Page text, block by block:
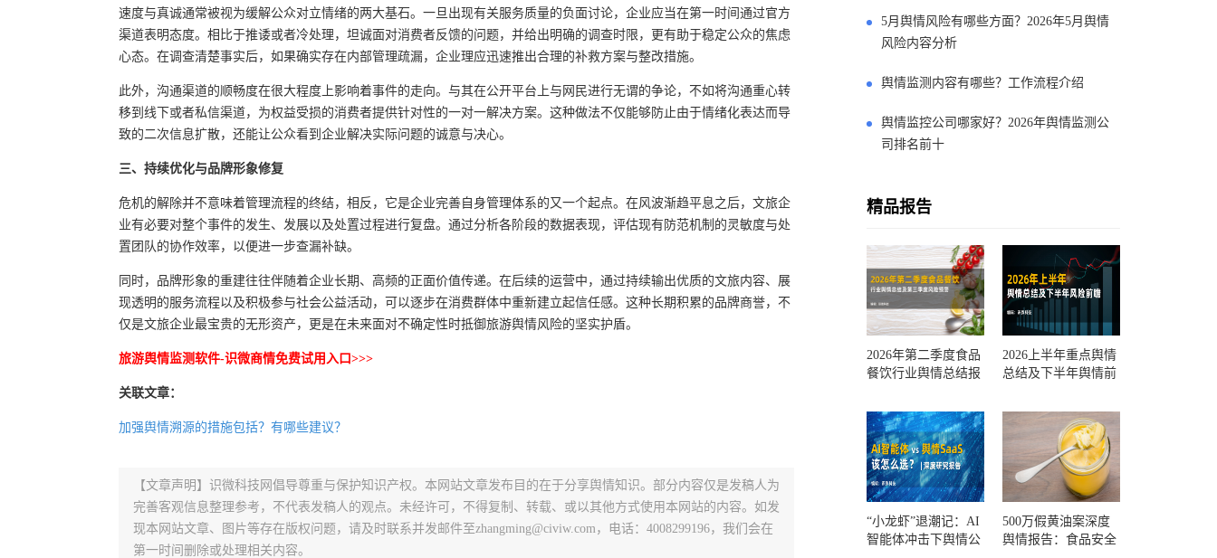
速度与真诚通常被视为缓解公众对立情绪的两大基石。一旦出现有关服务质量的负面讨论，企业应当在第一时间通过官方
渠道表明态度。相比于推诿或者冷处理，坦诚面对消费者反馈的问题，并给出明确的调查时限，更有助于稳定公众的焦虑
心态。在调查清楚事实后，如果确实存在内部管理疏漏，企业理应迅速推出合理的补救方案与整改措施。
此外，沟通渠道的顺畅度在很大程度上影响着事件的走向。与其在公开平台上与网民进行无谓的争论，不如将沟通重心转
移到线下或者私信渠道，为权益受损的消费者提供针对性的一对一解决方案。这种做法不仅能够防止由于情绪化表达而导
致的二次信息扩散，还能让公众看到企业解决实际问题的诚意与决心。
三、持续优化与品牌形象修复
危机的解除并不意味着管理流程的终结，相反，它是企业完善自身管理体系的又一个起点。在风波渐趋平息之后，文旅企
业有必要对整个事件的发生、发展以及处置过程进行复盘。通过分析各阶段的数据表现，评估现有防范机制的灵敏度与处
置团队的协作效率，以便进一步查漏补缺。
同时，品牌形象的重建往往伴随着企业长期、高频的正面价值传递。在后续的运营中，通过持续输出优质的文旅内容、展
现透明的服务流程以及积极参与社会公益活动，可以逐步在消费群体中重新建立起信任感。这种长期积累的品牌商誉，不
仅是文旅企业最宝贵的无形资产，更是在未来面对不确定性时抵御旅游舆情风险的坚实护盾。
旅游舆情监测软件-识微商情免费试用入口>>>
关联文章：
加强舆情溯源的措施包括？有哪些建议？
【文章声明】识微科技网倡导尊重与保护知识产权。本网站文章发布目的在于分享舆情知识。部分内容仅是发稿人为
完善客观信息整理参考，不代表发稿人的观点。未经许可，不得复制、转载、或以其他方式使用本网站的内容。如发
现本网站文章、图片等存在版权问题，请及时联系并发邮件至zhangming@civiw.com，电话：4008299196，我们会在
第一时间删除或处理相关内容。
5月舆情风险有哪些方面？2026年5月舆情
风险内容分析
舆情监测内容有哪些？工作流程介绍
舆情监控公司哪家好？2026年舆情监测公
司排名前十
精品报告
2026年第二季度食品
餐饮行业舆情总结报
测
2026上半年重点舆情
总结及下半年舆情前
“小龙虾”退潮记：AI
智能体冲击下舆情公
500万假黄油案深度
舆情报告：食品安全